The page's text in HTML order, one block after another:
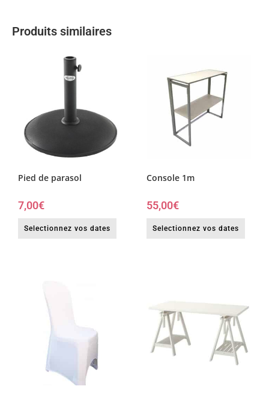
Produits similaires
Pied de parasol
7,00€
Selectionnez vos dates
Console 1m
55,00€
Selectionnez vos dates